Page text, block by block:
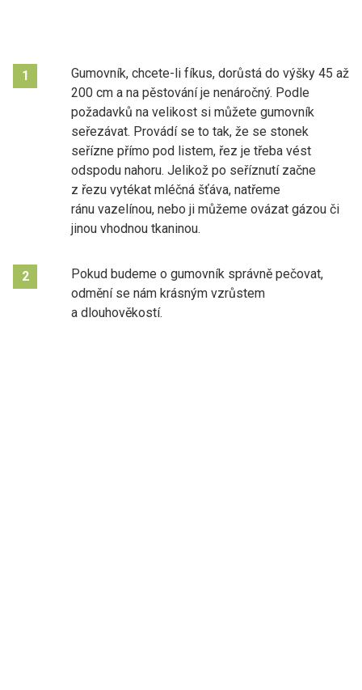
1
Gumovník, chcete-li fíkus, dorůstá do výšky 45 až
200 cm a na pěstování je nenáročný. Podle
požadavků na velikost si můžete gumovník
seřezávat. Provádí se to tak, že se stonek
seřízne přímo pod listem, řez je třeba vést
odspodu nahoru. Jelikož po seříznutí začne
z řezu vytékat mléčná šťáva, natřeme
ránu vazelínou, nebo ji můžeme ovázat gázou či
jinou vhodnou tkaninou.
2
Pokud budeme o gumovník správně pečovat,
odmění se nám krásným vzrůstem
a dlouhověkostí.